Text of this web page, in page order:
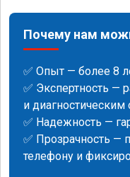
Почему нам
✅ Опыт — более 8
✅ Экспертность —
и
✅ Надежность —
✅ Прозрачность —
телефону и